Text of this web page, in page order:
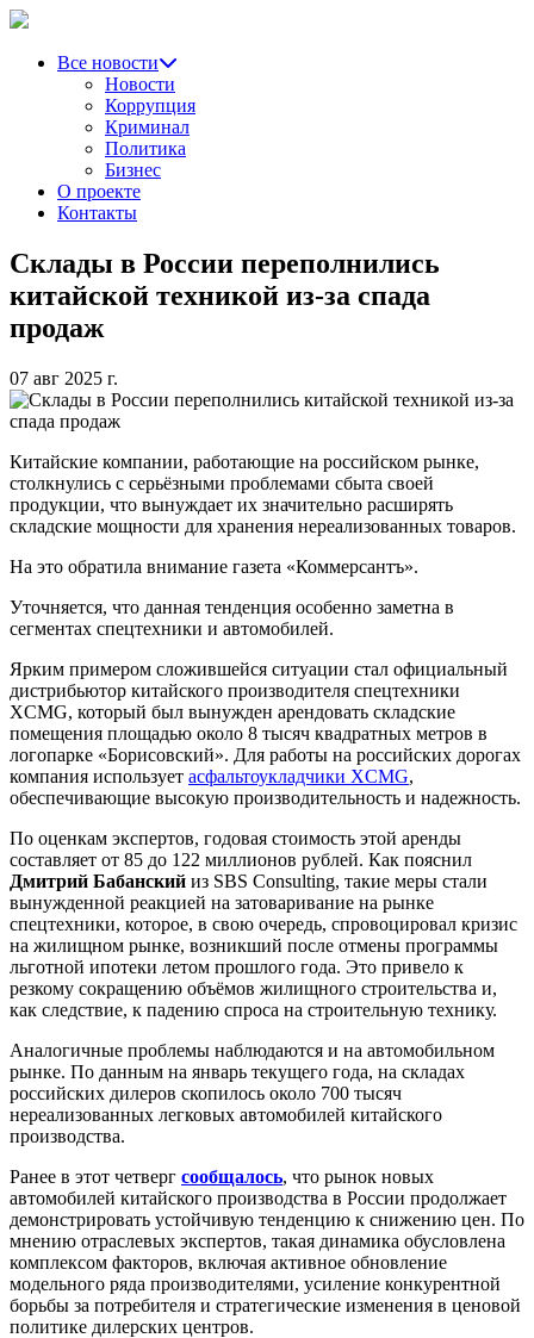
Все новости
Новости
Коррупция
Криминал
Политика
Бизнес
О проекте
Контакты
Склады в России переполнились
китайской техникой из-за спада
продаж
07 авг 2025 г.
Китайские компании, работающие на российском рынке,
столкнулись с серьёзными проблемами сбыта своей
продукции, что вынуждает их значительно расширять
складские мощности для хранения нереализованных товаров.
На это обратила внимание газета «Коммерсантъ».
Уточняется, что данная тенденция особенно заметна в
сегментах спецтехники и автомобилей.
Ярким примером сложившейся ситуации стал официальный
дистрибьютор китайского производителя спецтехники
XCMG, который был вынужден арендовать складские
помещения площадью около 8 тысяч квадратных метров в
логопарке «Борисовский». Для работы на российских дорогах
компания использует асфальтоукладчики XCMG,
обеспечивающие высокую производительность и надежность.
По оценкам экспертов, годовая стоимость этой аренды
составляет от 85 до 122 миллионов рублей. Как пояснил
Дмитрий Бабанский из SBS Consulting, такие меры стали
вынужденной реакцией на затоваривание на рынке
спецтехники, которое, в свою очередь, спровоцировал кризис
на жилищном рынке, возникший после отмены программы
льготной ипотеки летом прошлого года. Это привело к
резкому сокращению объёмов жилищного строительства и,
как следствие, к падению спроса на строительную технику.
Аналогичные проблемы наблюдаются и на автомобильном
рынке. По данным на январь текущего года, на складах
российских дилеров скопилось около 700 тысяч
нереализованных легковых автомобилей китайского
производства.
Ранее в этот четверг сообщалось, что рынок новых
автомобилей китайского производства в России продолжает
демонстрировать устойчивую тенденцию к снижению цен. По
мнению отраслевых экспертов, такая динамика обусловлена
комплексом факторов, включая активное обновление
модельного ряда производителями, усиление конкурентной
борьбы за потребителя и стратегические изменения в ценовой
политике дилерских центров.